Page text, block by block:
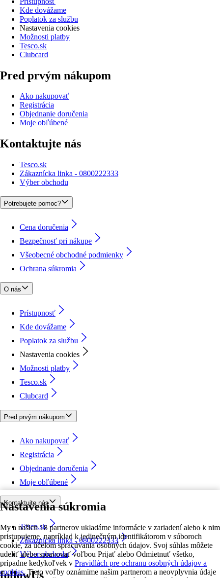
Nastavenia súkromia
My a našich 18 partnerov ukladáme informácie v zariadení alebo k nim
pristupujeme, napríklad k jedinečným identifikátorom v súboroch
cookie, za účelom spracúvania osobných údajov. Svoj súhlas môžete
udeliť alebo spravovať voľbou Prijať alebo Odmietnuť všetko,
prípadne kedykoľvek v Pravidlách pre ochranu osobných údajov a
cookies. Tieto voľby oznámime našim partnerom a neovplyvnia údaje
Kde dovážame
Poplatok za službu
Nastavenia cookies
Možnosti platby
Tesco.sk
Clubcard
Pred prvým nákupom
Ako nakupovať
Registrácia
Objednanie doručenia
Moje obľúbené
Kontaktujte nás
Tesco.sk
Zákaznícka linka - 0800222333
Výber obchodu
Potrebujete pomoc?
Cena doručenia
Bezpečnosť pri nákupe
Všeobecné obchodné podmienky
Ochrana súkromia
O nás
Prístupnosť
Kde dovážame
Poplatok za službu
Nastavenia cookies
Možnosti platby
Tesco.sk
Clubcard
Pred prvým nákupom
Ako nakupovať
Registrácia
Objednanie doručenia
Moje obľúbené
Kontaktujte nás
Tesco.sk
Zákaznícka linka - 0800222333
Výber obchodu
followUs